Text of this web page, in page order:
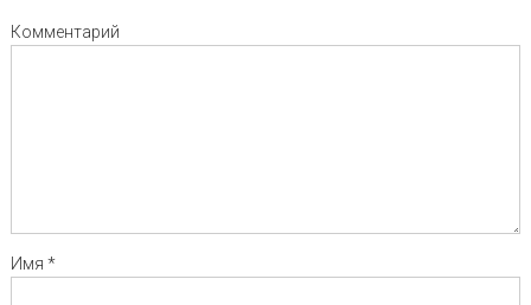
Комментарий
Имя *